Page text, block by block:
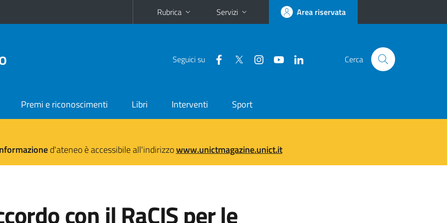
Rubrica Servizi Area riservata
Seguici su Cerca
Premi e riconoscimenti Libri Interventi Sport
d'ateneo è accessibile all'indirizzowww.unictmagazine.unict.it
con il RaCIS per le